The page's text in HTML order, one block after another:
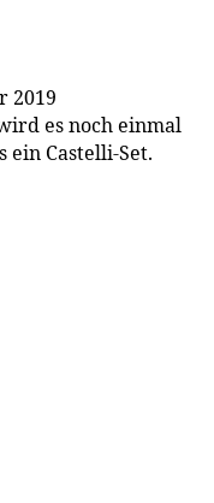
2019
es noch einmal
ein Castelli-Set.